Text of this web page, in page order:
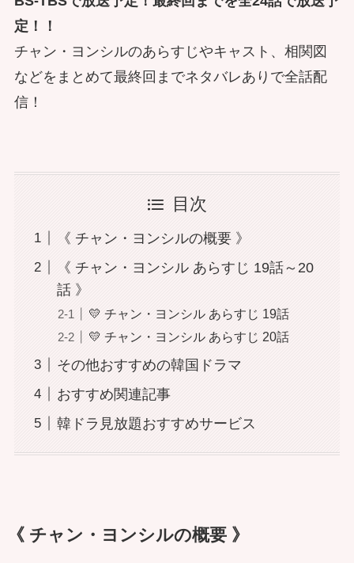
定！！
チャン・ヨンシルのあらすじやキャスト、相関図
などをまとめて最終回までネタバレありで全話配
信！
目次
《 チャン・ヨンシルの概要 》
《 チャン・ヨンシル あらすじ 19話～20
話 》
💛 チャン・ヨンシル あらすじ 19話
💛 チャン・ヨンシル あらすじ 20話
その他おすすめの韓国ドラマ
おすすめ関連記事
韓ドラ見放題おすすめサービス
《 チャン・ヨンシルの概要 》